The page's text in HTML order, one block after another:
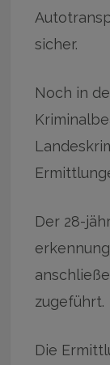
sicher.
Noch in
Der 28-
zugeführt.
Die